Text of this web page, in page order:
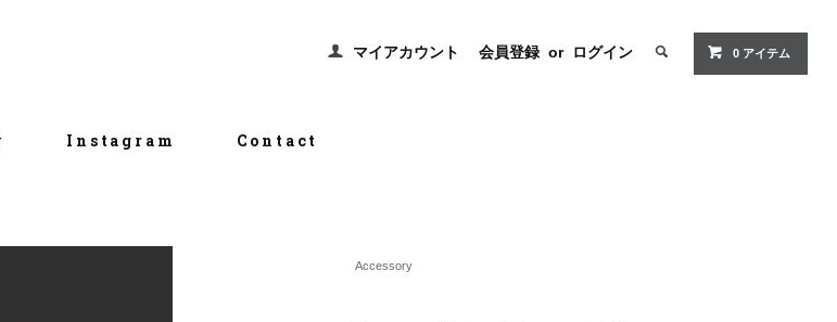
マイアカウント 会員登録 or ログイン 0 アイテム
Instagram Contact
Accessory